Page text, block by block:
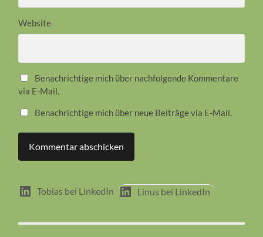
Website
Benachrichtige mich über nachfolgende Kommentare
via E-Mail.
Benachrichtige mich über neue Beiträge via E-Mail.
Tobias bei LinkedIn Linus bei LinkedIn